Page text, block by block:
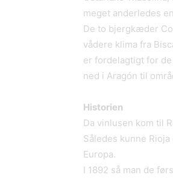
meget anderledes
De to bjergkæder
vådere klima fra
er fordelagtigt for
ned i Aragón til
Historien
Da vinlusen kom til
Således kunne
Europa.
I 1892 så man de